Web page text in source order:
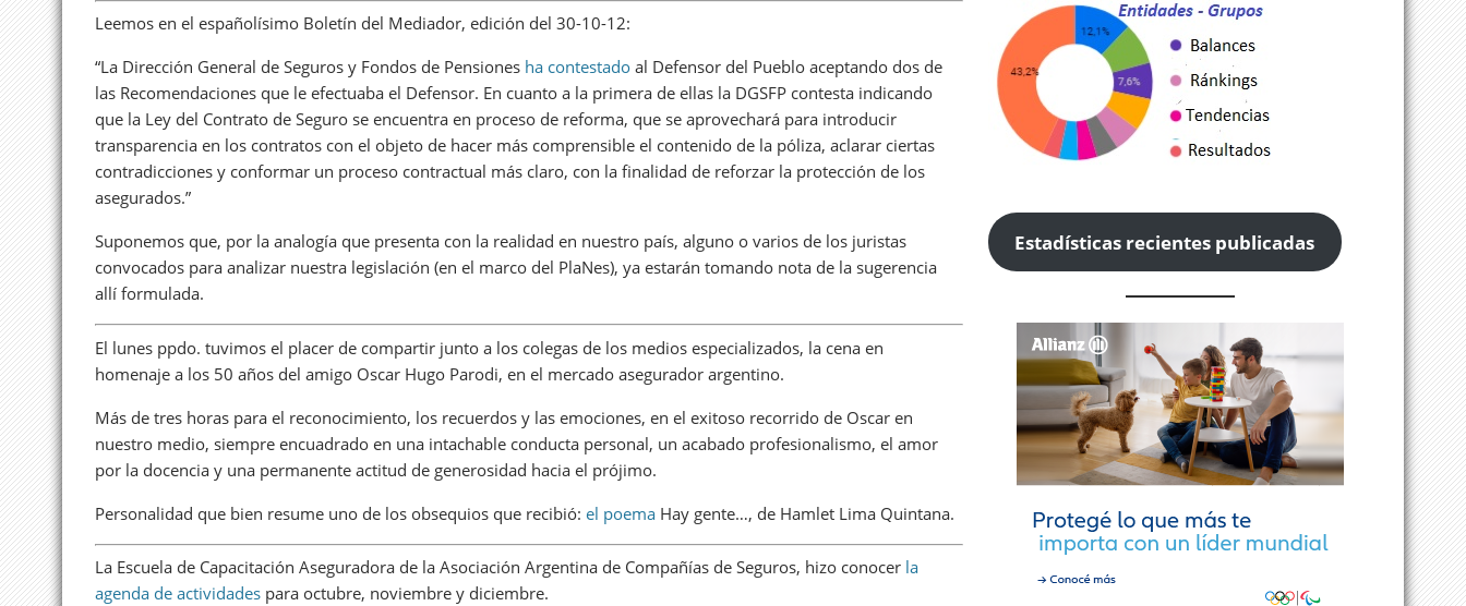
Leemos en el españolísimo Boletín del Mediador, edición del 30-10-12:
“La Dirección General de Seguros y Fondos de Pensiones ha contestado al Defensor del Pueblo aceptando dos de
las Recomendaciones que le efectuaba el Defensor. En cuanto a la primera de ellas la DGSFP contesta indicando
que la Ley del Contrato de Seguro se encuentra en proceso de reforma, que se aprovechará para introducir
transparencia en los contratos con el objeto de hacer más comprensible el contenido de la póliza, aclarar ciertas
contradicciones y conformar un proceso contractual más claro, con la finalidad de reforzar la protección de los
asegurados.”
Suponemos que, por la analogía que presenta con la realidad en nuestro país, alguno o varios de los juristas
convocados para analizar nuestra legislación (en el marco del PlaNes), ya estarán tomando nota de la sugerencia
allí formulada.
El lunes ppdo. tuvimos el placer de compartir junto a los colegas de los medios especializados, la cena en
homenaje a los 50 años del amigo Oscar Hugo Parodi, en el mercado asegurador argentino.
Más de tres horas para el reconocimiento, los recuerdos y las emociones, en el exitoso recorrido de Oscar en
nuestro medio, siempre encuadrado en una intachable conducta personal, un acabado profesionalismo, el amor
por la docencia y una permanente actitud de generosidad hacia el prójimo.
Personalidad que bien resume uno de los obsequios que recibió: el poema Hay gente…, de Hamlet Lima Quintana.
La Escuela de Capacitación Aseguradora de la Asociación Argentina de Compañías de Seguros, hizo conocer la
agenda de actividades para octubre, noviembre y diciembre.
Estadísticas recientes publicadas